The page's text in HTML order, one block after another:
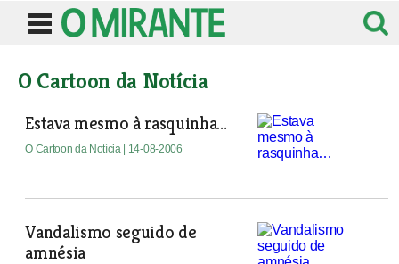
O Cartoon da Notícia
Estava mesmo à rasquinha…
O Cartoon da Notícia | 14-08-2006
Vandalismo seguido de
amnésia